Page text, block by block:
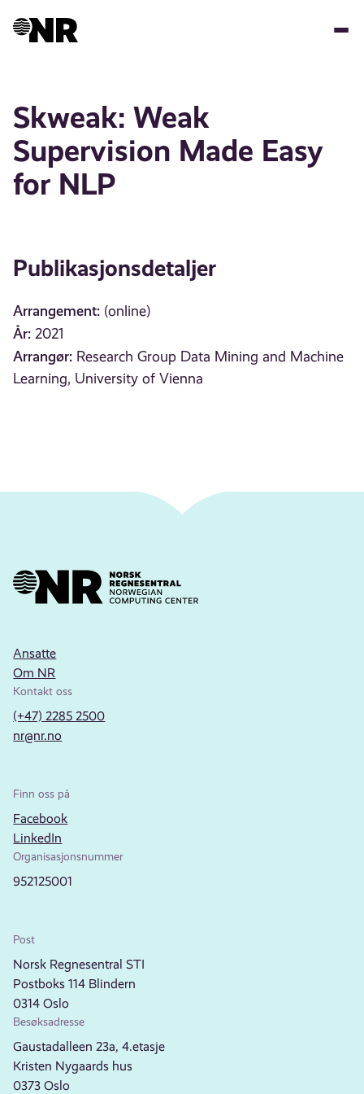
Skweak: Weak
Supervision Made Easy
for NLP
Publikasjonsdetaljer
Arrangement: (online)
År: 2021
Arrangør: Research Group Data Mining and Machine
Learning, University of Vienna
Ansatte
Om NR
Kontakt oss
(+47) 2285 2500
nr@nr.no
Finn oss på
Facebook
LinkedIn
Organisasjonsnummer
952125001
Post
Norsk Regnesentral STI
Postboks 114 Blindern
0314 Oslo
Besøksadresse
Gaustadalleen 23a, 4.etasje
Kristen Nygaards hus
0373 Oslo